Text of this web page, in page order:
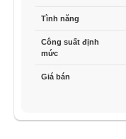
Tình năng
Công suất định
mức
Giá bán